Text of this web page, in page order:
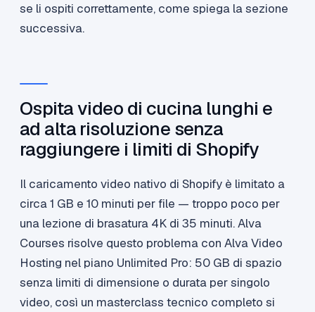
se li ospiti correttamente, come spiega la sezione
successiva.
Ospita video di cucina lunghi e
ad alta risoluzione senza
raggiungere i limiti di Shopify
Il caricamento video nativo di Shopify è limitato a
circa 1 GB e 10 minuti per file — troppo poco per
una lezione di brasatura 4K di 35 minuti. Alva
Courses risolve questo problema con Alva Video
Hosting nel piano Unlimited Pro: 50 GB di spazio
senza limiti di dimensione o durata per singolo
video, così un masterclass tecnico completo si